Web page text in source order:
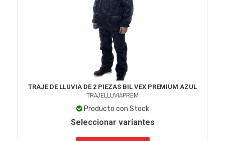
TRAJE DE LLUVIA DE 2 PIEZAS BIL VEX PREMIUM AZUL
TRAJELLUVIAPREM
Producto con Stock
Seleccionar variantes